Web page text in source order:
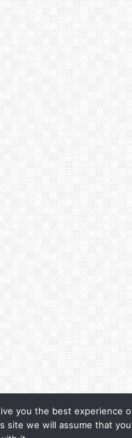
you the best experience
site we will assume that